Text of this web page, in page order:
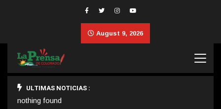
August 9, 2026
ULTIMAS NOTICIAS :
nothing found